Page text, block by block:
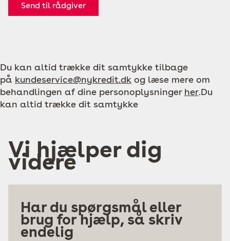
Send til rådgiver
Du kan altid trække dit samtykke tilbage
på kundeservice@nykredit.dk og læse mere om
behandlingen af dine personoplysninger her.Du
kan altid trække dit samtykke
Vi hjælper dig
videre
Har du spørgsmål eller
brug for hjælp, så skriv
endelig